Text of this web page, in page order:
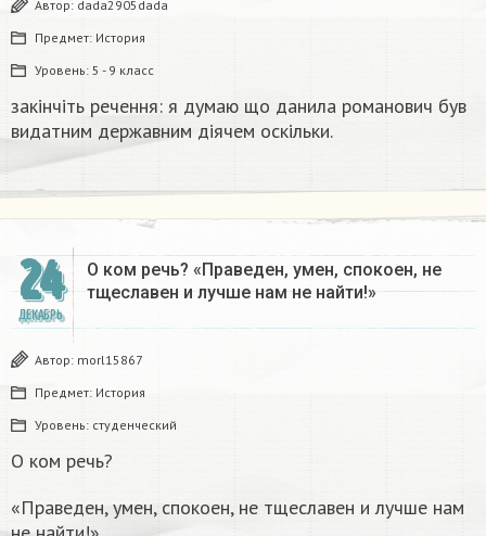
Автор: dada2905dada
Предмет: История
Уровень: 5 - 9 класс
закінчіть речення: я думаю що данила романович був
видатним державним діячем оскільки.
24
ДЕКАБРЬ
О ком речь? «Праведен, умен, спокоен, не
тщеславен и лучше нам не найти!»
Автор: morl15867
Предмет: История
Уровень: студенческий
О ком речь?
«Праведен, умен, спокоен, не тщеславен и лучше нам